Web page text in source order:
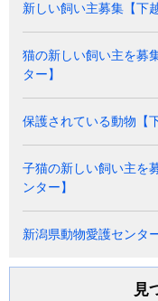
新しい飼い主募集【下
猫の新しい飼い主を募
ター】
保護されている動物【
子猫の新しい飼い主を
ンター】
新潟県動物愛護センタ
見